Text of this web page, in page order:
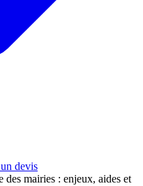
devis
des mairies : enjeux, aides et